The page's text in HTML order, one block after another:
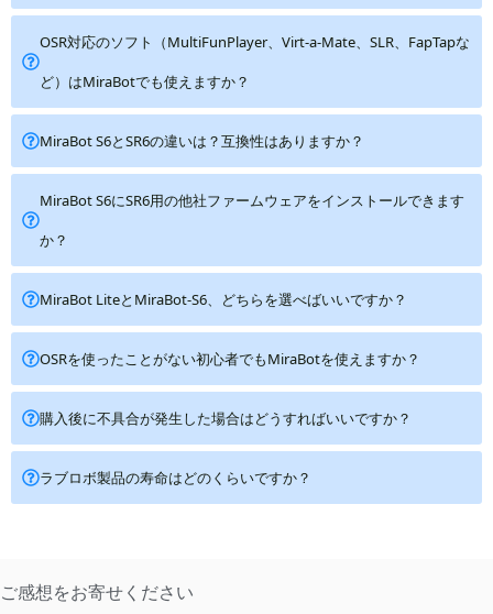
OSR対応のソフト（MultiFunPlayer、Virt-a-Mate、SLR、FapTapな
ど）はMiraBotでも使えますか？
MiraBot S6とSR6の違いは？互換性はありますか？
MiraBot S6にSR6用の他社ファームウェアをインストールできます
か？
MiraBot LiteとMiraBot-S6、どちらを選べばいいですか？
OSRを使ったことがない初心者でもMiraBotを使えますか？
購入後に不具合が発生した場合はどうすればいいですか？
ラブロボ製品の寿命はどのくらいですか？
ご感想をお寄せください